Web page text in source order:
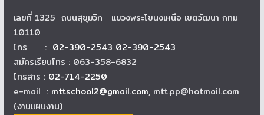
เลขที่ 1325 ถนนสุขุมวิท แขวงพระโขนงเหนือ เขตวัฒนา กทม
10110
โทร : 02-390-2543 02-390-2543
สมัครเรียนโทร : 063-358-6832
โทรสาร : 02-714-2250
e-mail : mttschool2@gmail.com, mtt.pp@hotmail.com
(งานแผนงาน)